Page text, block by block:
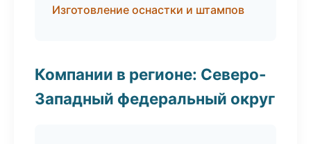
Изготовление оснастки и штампов
Компании в регионе: Северо-
Западный федеральный округ